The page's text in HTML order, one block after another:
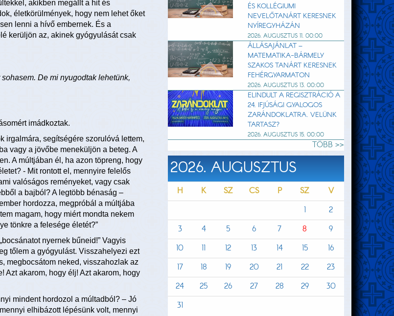
akikben megállt a hit és
életkörülmények, hogy nem lehet őket
lenni a hívő embernek. És a
kerüljön az, akinek gyógyulását csak
De mi nyugodtak lehetünk,
imádkoztak.
irgalmára, segítségére szorulóvá lettem,
vagy a jövőbe meneküljön a beteg. A
A múltjában él, ha azon töpreng, hogy
- Mit rontott el, mennyire felelős
valóságos reményeket, vagy csak
a bajból? A legtöbb bénaság –
hordozza, megpróbál a múltjába
magam, hogy miért mondta nekem
tönkre a felesége életét?”
nyernek bűneid!” Vagyis
tőlem a gyógyulást. Visszahelyezi ezt
megbocsátom neked, visszahozlak az
Azt akarom, hogy élj! Azt akarom, hogy
mindent hordozol a múltadból? – Jó
elhibázott lépésünk volt, mennyi
ÉS KOLLÉGIUMI
NEVELŐTANÁRT KERESNEK
NYÍREGYHÁZÁN
2026. AUGUSZTUS 11. 00:00
ÁLLÁSAJÁNLAT –
MATEMATIKA-BÁRMELY
SZAKOS TANÁRT KERESNEK
FEHÉRGYARMATON
2026. AUGUSZTUS 13. 00:00
ELINDULT A REGISZTRÁCIÓ A
24. IFJÚSÁGI GYALOGOS
ZARÁNDOKLATRA. VELÜNK
TARTASZ?
2026. AUGUSZTUS 15. 00:00
TÖBB >>
2026. AUGUSZTUS
H K SZ CS P SZ
V
1
2
3
4 5 6 7 8
9
10
11 12 13 14 15
16
17
18 19 20 21 22
23
24
25 26 27 28 29
30
31